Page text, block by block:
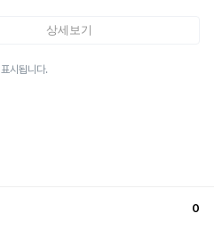
상세보기
시됩니다.
0